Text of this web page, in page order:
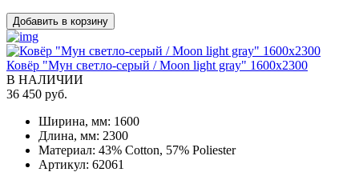
Добавить в корзину
Ковёр "Мун светло-серый / Moon light gray" 1600x2300
В НАЛИЧИИ
36 450 руб.
Ширина, мм: 1600
Длина, мм: 2300
Материал: 43% Cotton, 57% Poliester
Артикул: 62061